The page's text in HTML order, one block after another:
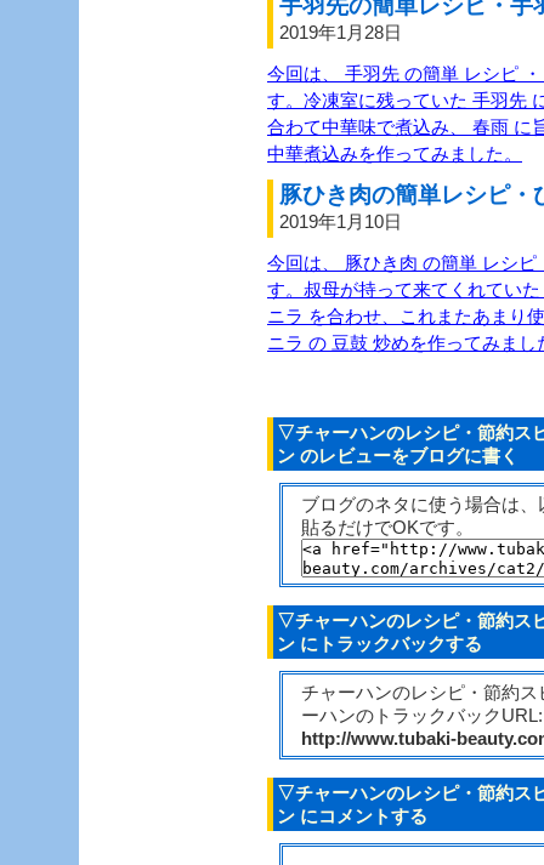
手羽先の簡単レシピ・手
2019年1月28日
今回は、 手羽先 の簡単 レシピ
す。冷凍室に残っていた 手羽先
合わて中華味で煮込み、 春雨 に
中華煮込みを作ってみました。
豚ひき肉の簡単レシピ
2019年1月10日
今回は、 豚ひき肉 の簡単 レシ
す。叔母が持って来てくれてい
ニラ を合わせ、これまたあまり
ニラ の 豆鼓 炒めを作ってみまし
▽チャーハンのレシピ・節約ス
ン のレビューをブログに書く
ブログのネタに使う場合は
貼るだけでOKです。
▽チャーハンのレシピ・節約ス
ン にトラックバックする
チャーハンのレシピ・節約
ーハンのトラックバックURL:
http://www.tubaki-
▽チャーハンのレシピ・節約ス
ン にコメントする